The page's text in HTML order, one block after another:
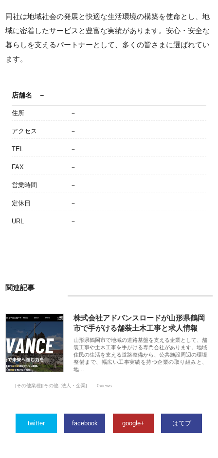
同社は地域社会の発展と快適な生活環境の構築を使命とし、地
域に密着したサービスと豊富な実績があります。安心・安全な
暮らしを支えるパートナーとして、多くの皆さまに選ばれてい
ます。
店舗名 －
住所 －
アクセス －
TEL －
FAX －
営業時間 －
定休日 －
URL －
関連記事
株式会社アドバンスロードが山形県鶴岡
市で手がける舗装土木工事と求人情報
山形県鶴岡市で地域の道路基盤を支える企業として、舗
装工事や土木工事を手がける専門会社があります。地域
住民の生活を支える道路整備から、公共施設周辺の環境
整備まで、幅広い工事実績を持つ企業の取り組みと、
地…
[その他業種][その他_法人・企業] 0views
twitter facebook google+ はてブ